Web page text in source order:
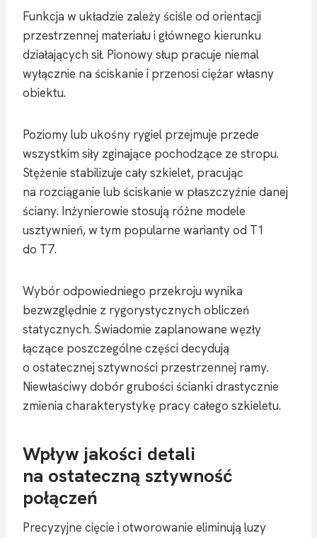
Funkcja w układzie zależy ściśle od orientacji
przestrzennej materiału i głównego kierunku
działających sił. Pionowy słup pracuje niemal
wyłącznie na ściskanie i przenosi ciężar własny
obiektu.
Poziomy lub ukośny rygiel przejmuje przede
wszystkim siły zginające pochodzące ze stropu.
Stężenie stabilizuje cały szkielet, pracując
na rozciąganie lub ściskanie w płaszczyźnie danej
ściany. Inżynierowie stosują różne modele
usztywnień, w tym popularne warianty od T1
do T7.
Wybór odpowiedniego przekroju wynika
bezwzględnie z rygorystycznych obliczeń
statycznych. Świadomie zaplanowane węzły
łączące poszczególne części decydują
o ostatecznej sztywności przestrzennej ramy.
Niewłaściwy dobór grubości ścianki drastycznie
zmienia charakterystykę pracy całego szkieletu.
Wpływ jakości detali
na ostateczną sztywność
połączeń
Precyzyjne cięcie i otworowanie eliminują luzy